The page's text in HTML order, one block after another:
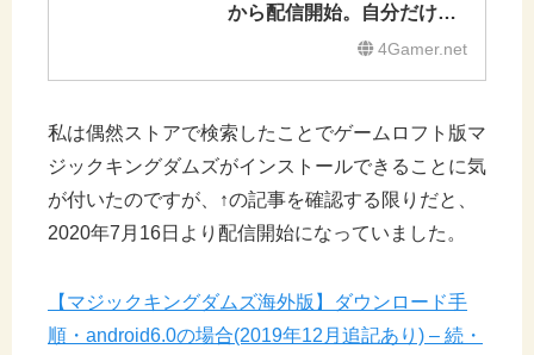
から配信開始。自分だけの
ディズニーパークをもう1度
4Gamer.net
私は偶然ストアで検索したことでゲームロフト版マ
ジックキングダムズがインストールできることに気
が付いたのですが、↑の記事を確認する限りだと、
2020年7月16日より配信開始になっていました。
【マジックキングダムズ海外版】ダウンロード手
順・android6.0の場合(2019年12月追記あり) – 続・